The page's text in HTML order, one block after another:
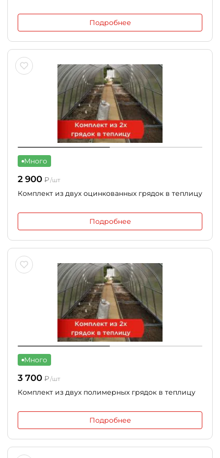
Подробнее
Много
2 900 ₽/шт
Комплект из двух оцинкованных грядок в теплицу
Подробнее
Много
3 700 ₽/шт
Комплект из двух полимерных грядок в теплицу
Подробнее